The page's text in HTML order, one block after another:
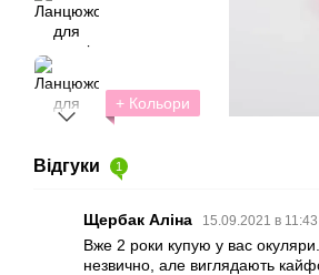
+ Кольори
Відгуки 1
Щербак Аліна 15.09.2021 в 11:43
Вже 2 роки купую у вас
незвично, але виглядають